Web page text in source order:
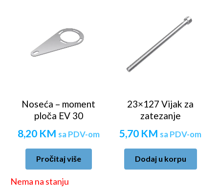
Noseća – moment
ploča EV 30
8,20 KM sa PDV-om
Pročitaj više
Nema na stanju
23×127 Vijak za
zatezanje
5,70 KM sa PDV-om
Dodaj u korpu